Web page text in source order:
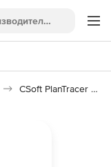
CSoft PlanTracer Pro